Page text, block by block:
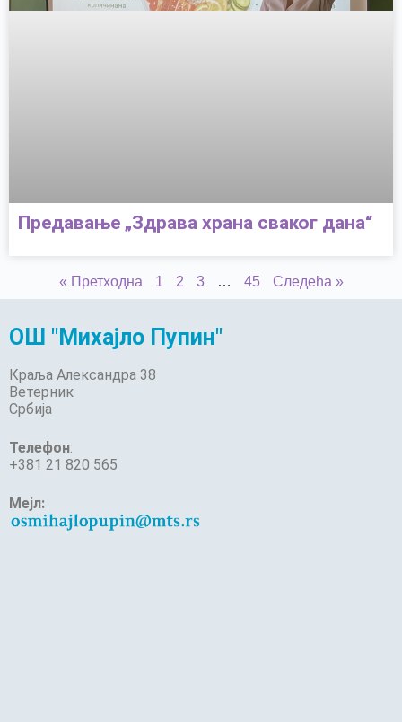
Предавање „Здрава храна сваког дана“
« Претходна 1 2 3 … 45 Следећа »
ОШ "Михајло Пупин"
Краља Александра 38
Ветерник
Србија
Телефон:
+381 21 820 565
Мејл: